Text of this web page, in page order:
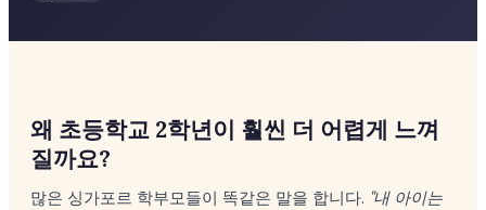
왜 초등학교 2학년이 훨씬 더 어렵게 느껴
질까요?
많은 싱가포르 학부모들이 똑같은 말을 합니다. "내 아이는